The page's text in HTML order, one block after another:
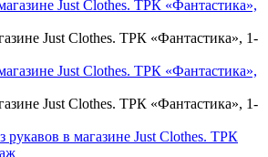
Just Clothes. ТРК «Фантастика», 1-
Just Clothes. ТРК «Фантастика», 1-